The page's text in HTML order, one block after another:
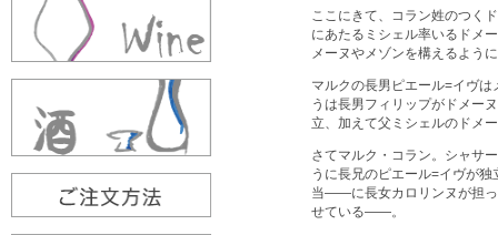
ここにきて、コラン姓のつく
にあたるミシェル率いるドメ
メーヌやメゾンを構えるよう
マルクの長男ピエール=イヴ
うは長男フィリップがドメー
立、加えて父ミシェルのドメ
さてマルク・コラン。シャサ
うに長兄のピエール=イヴが
当――に長女カロリンヌが担
せている――。